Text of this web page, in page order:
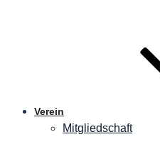
Verein
Mitgliedschaft